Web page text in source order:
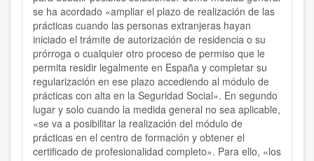
se ha acordado «ampliar el plazo de realización de las
prácticas cuando las personas extranjeras hayan
iniciado el trámite de autorización de residencia o su
prórroga o cualquier otro proceso de permiso que le
permita residir legalmente en España y completar su
regularización en ese plazo accediendo al módulo de
prácticas con alta en la Seguridad Social». En segundo
lugar y solo cuando la medida general no sea aplicable,
«se va a posibilitar la realización del módulo de
prácticas en el centro de formación y obtener el
certificado de profesionalidad completo». Para ello, «los